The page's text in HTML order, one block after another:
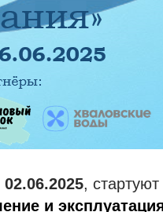
02.06.2025, стартуют
и